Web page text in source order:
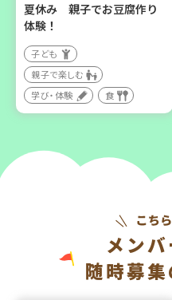
親子で楽しむ
夏休み 親子でお豆腐作り
体験！
子ども
親子で楽しむ
学び・体験
食
メンバ
随時募